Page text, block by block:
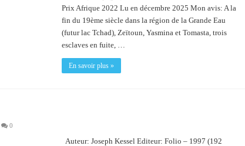
Prix Afrique 2022 Lu en décembre 2025 Mon avis: A la
fin du 19ème siècle dans la région de la Grande Eau
(futur lac Tchad), Zeïtoun, Yasmina et Tomasta, trois
esclaves en fuite, …
En savoir plus »
0
Auteur: Joseph Kessel Editeur: Folio – 1997 (192